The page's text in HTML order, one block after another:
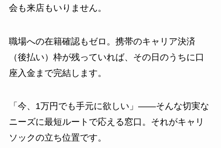
会も来店もいりません。
職場への在籍確認もゼロ。携帯のキャリア決済
（後払い）枠が残っていれば、その日のうちに口
座入金まで完結します。
「今、1万円でも手元に欲しい」——そんな切実な
ニーズに最短ルートで応える窓口。それがキャリ
ソックの立ち位置です。